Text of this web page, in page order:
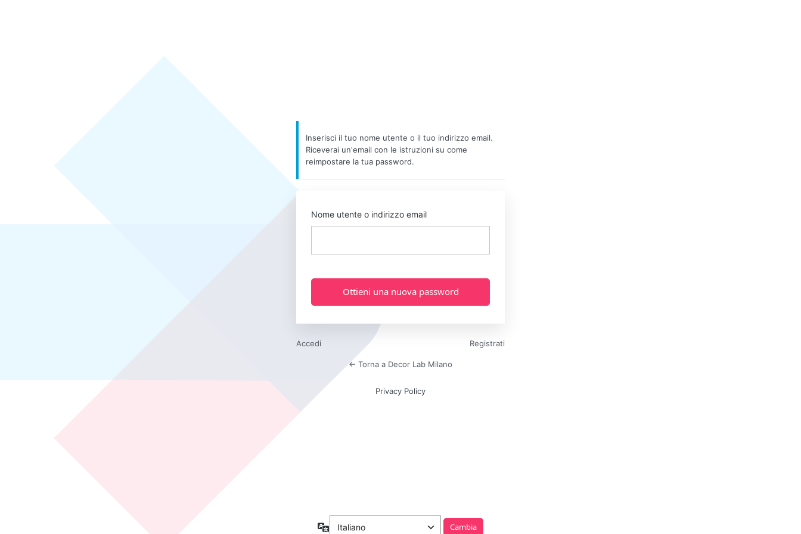
Inserisci il tuo nome utente o il tuo indirizzo email.
Riceverai un'email con le istruzioni su come
reimpostare la tua password.
Nome utente o indirizzo email
Accedi Registrati
← Torna a Decor Lab Milano
Privacy Policy
Lingua